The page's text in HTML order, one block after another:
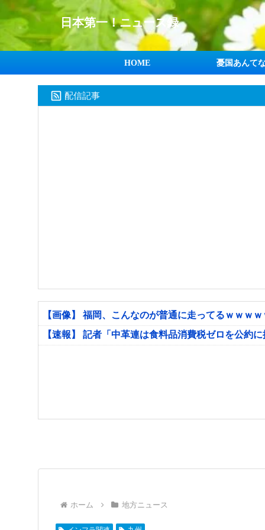
日本第一！ニュース録
HOME 憂国あんて
配信記事
【画像】 福岡、こんなのが普通に走ってるｗｗｗ
【速報】 記者「中革連は食料品消費税ゼロを公約
ホーム 地方ニュース